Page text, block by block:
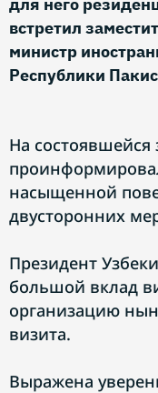
встретил
министр
Республики
На состоявшейся
насыщенной
двусторонних
Президент
большой вклад
организацию
визита.
Выражена